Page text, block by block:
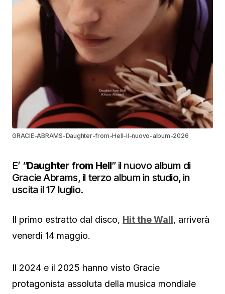
GRACIE-ABRAMS-Daughter-from-Hell-il-nuovo-album-2026
E’ “Daughter from Hell” il nuovo album di
Gracie Abrams, il terzo album in studio, in
uscita il 17 luglio.
Il primo estratto dal disco, Hit the Wall, arriverà
venerdì 14 maggio.
Il 2024 e il 2025 hanno visto Gracie
protagonista assoluta della musica mondiale